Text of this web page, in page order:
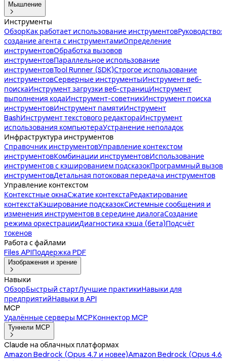
Мышление

Инструменты
ОбзорКак работает использование инструментовРуководство:
создание агента с инструментамиОпределение
инструментовОбработка вызовов
инструментовПараллельное использование
инструментовTool Runner (SDK)Строгое использование
инструментовСерверные инструментыИнструмент веб-
поискаИнструмент загрузки веб-страницИнструмент
выполнения кодаИнструмент-советникИнструмент поиска
инструментовИнструмент памятиИнструмент
BashИнструмент текстового редактораИнструмент
использования компьютераУстранение неполадок
Инфраструктура инструментов
Справочник инструментовУправление контекстом
инструментовКомбинации инструментовИспользование
инструментов с кэшированием подсказокПрограммный вызов
инструментовДетальная потоковая передача инструментов
Управление контекстом
Контекстные окнаСжатие контекстаРедактирование
контекстаКэширование подсказокСистемные сообщения и
изменения инструментов в середине диалогаСоздание
режима оркестрацииДиагностика кэша (бета)Подсчёт
токенов
Работа с файлами
Files APIПоддержка PDF
Изображения и зрение

Навыки
ОбзорБыстрый стартЛучшие практикиНавыки для
предприятийНавыки в API
MCP
Удалённые серверы MCPКоннектор MCP
Туннели MCP

Claude на облачных платформах
Amazon Bedrock (Opus 4.7 и новее)Amazon Bedrock (Opus 4.6